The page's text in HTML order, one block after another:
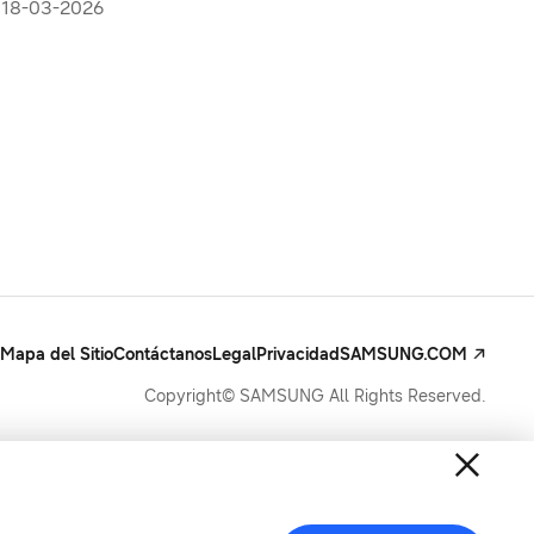
de memoria de IA de próxima
18-03-2026
Mapa del SitioContáctanosLegalPrivacidadSAMSUNG.COM
Copyright© SAMSUNG All Rights Reserved.